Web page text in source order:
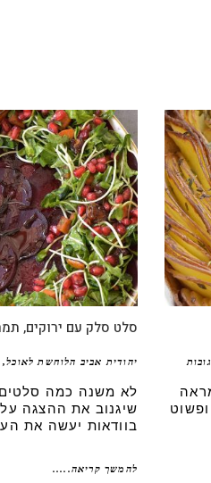
סלט סלק עם ירוקים,
יהודית אביב הלוחשת לאוכל
לא משנה כמה סלטים
שיגנוב את ההצגה
בוודאות יעשה את
להמשך קריאה.....